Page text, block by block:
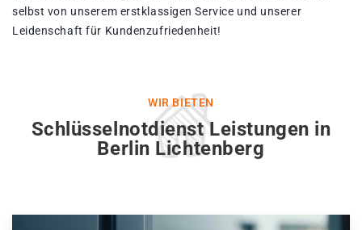
selbst von unserem erstklassigen Service und unserer
Leidenschaft für Kundenzufriedenheit!
WIR BIETEN
Schlüsselnotdienst Leistungen in
Berlin Lichtenberg